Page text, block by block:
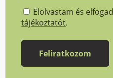
Elolvastam és
tájékoztatót.